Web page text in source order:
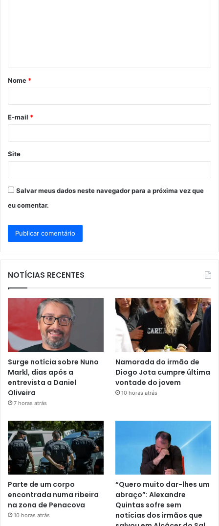
á
r
*
Nome *
E-mail *
Site
Salvar meus dados neste navegador para a próxima vez que
eu comentar.
NOTÍCIAS RECENTES
Surge notícia sobre Nuno
Markl, dias após a
entrevista a Daniel
Oliveira
7 horas atrás
Namorada do irmão de
Diogo Jota cumpre última
vontade do jovem
10 horas atrás
Parte de um corpo
encontrada numa ribeira
na zona de Penacova
10 horas atrás
“Quero muito dar-lhes um
abraço”: Alexandre
Quintas sofre sem
notícias dos irmãos que